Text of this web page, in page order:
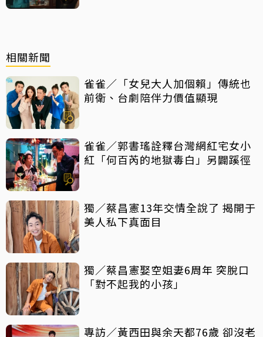
相關新聞
雀雀／「女兒大人加個賴」傳統也
前衛、台劇陪伴力價值顯現
雀雀／郭書瑤詮釋台灣網紅宅女小
紅「何百芮的地獄毒白」另闢蹊徑
獨／蔡昌憲13年交情全說了 揭開于
美人私下真面目
獨／蔡昌憲娶空姐妻6周年 突脫口
「對不起我的小孩」
專訪／黃西田與余天都76歲 卻沒老